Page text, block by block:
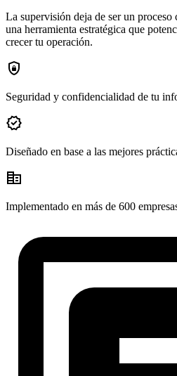
La supervisión deja de ser un
una herramienta estratégica que
crecer tu operación.
shield_lock
Seguridad y confidencialidad de tu
verified
Diseñado en base a las mejores
corporate_fare
Implementado en más de 600